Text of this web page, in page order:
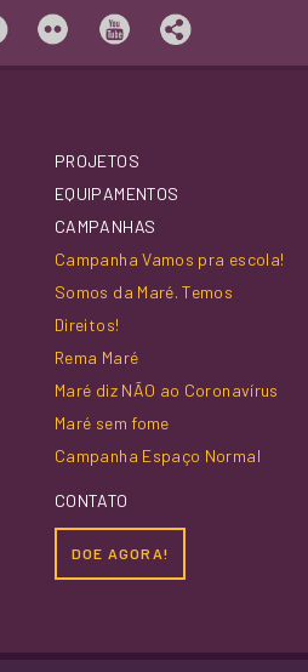
PROJETOS
EQUIPAMENTOS
CAMPANHAS
Campanha Vamos pra escola!
Somos da Maré. Temos
Direitos!
Rema Maré
Maré diz NÃO ao Coronavírus
Maré sem fome
Campanha Espaço Normal
CONTATO
DOE AGORA!